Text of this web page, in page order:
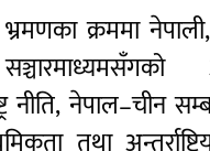
क्रममा
सञ्चारमाध्यमसँगको
नीति, नेपाल–चीन